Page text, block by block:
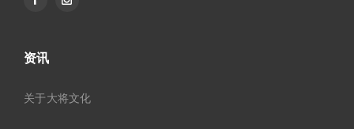
资讯
关于大将文化